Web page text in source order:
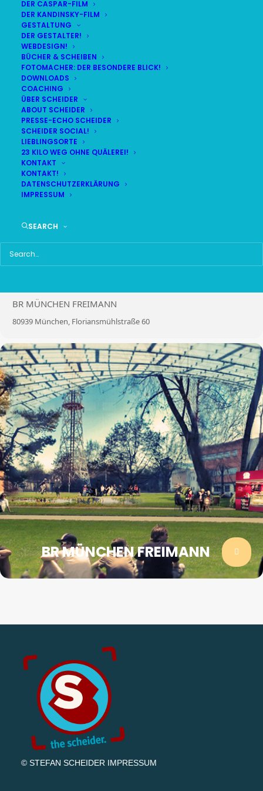
DER CASPAR-FILM
DER KANDINSKY-FILM
GESTALTUNG
DER GESTALTER!
WEBDESIGN!
BÜCHER & SCHEIBEN
FOTOMACHER: DER BESONDERE BLICK!
DOWNLOADS
COACHING
ÜBER SCHEIDER
ABOUT SCHEIDER
PRESSE-ECHO SCHEIDER
SCHEIDER SOCIAL!
LIEBLINGSORTE
23 KILO WEG OHNE QUÄLEREI!
KONTAKT
KONTAKT!
DATENSCHUTZERKLÄRUNG
IMPRESSUM
SEARCH
BR MÜNCHEN FREIMANN
80939 München, Floriansmühlstraße 60
BR MÜNCHEN FREIMANN
© STEFAN SCHEIDER IMPRESSUM